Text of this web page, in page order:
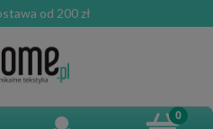
od 200 zł